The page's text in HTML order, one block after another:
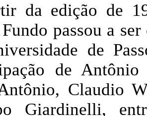
da edição de
Fundo passou a
de
de
Claudio
Giardinelli,